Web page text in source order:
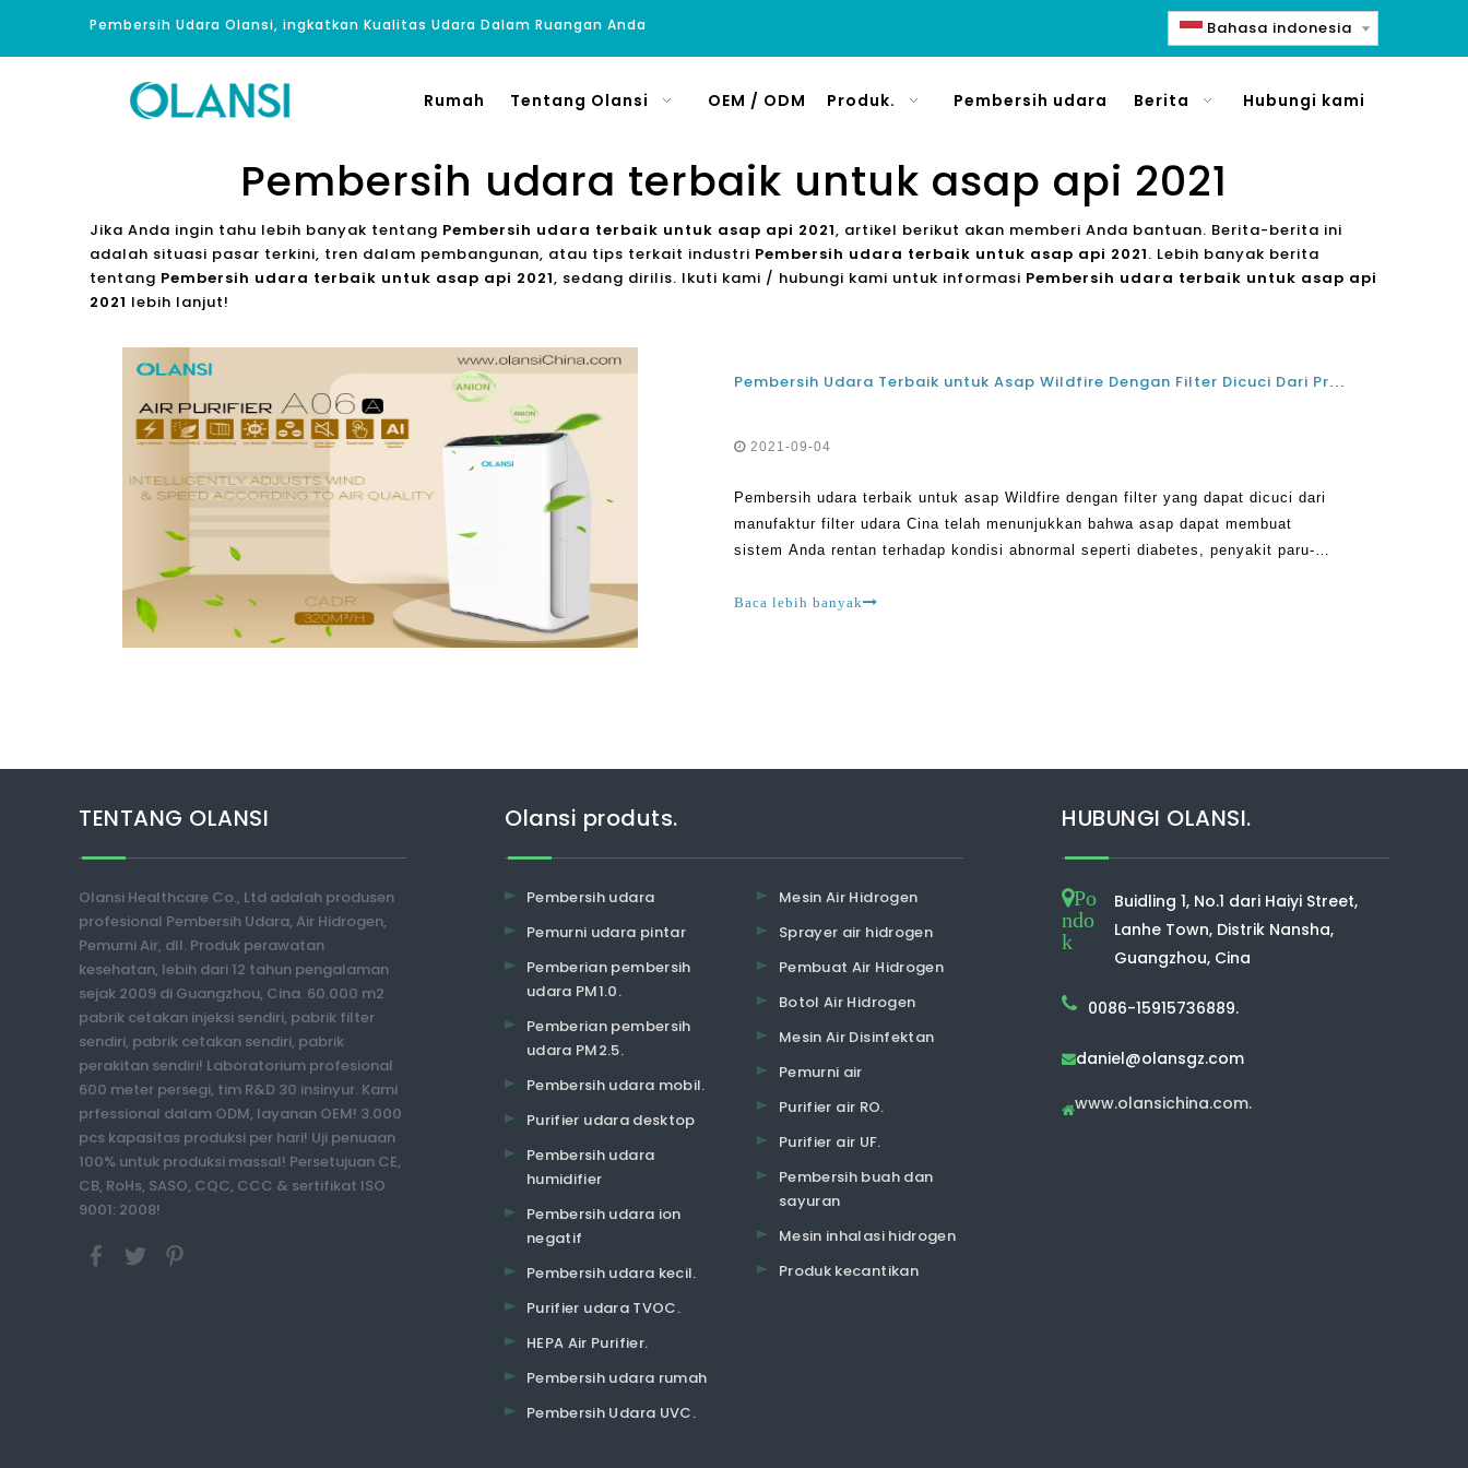
Pembersih Udara Olansi, ingkatkan Kualitas Udara Dalam Ruangan Anda Bahasa indonesia
Rumah Tentang Olansi OEM / ODM Produk. Pembersih udara Berita Hubungi kami
Pembersih udara terbaik untuk asap api 2021
Jika Anda ingin tahu lebih banyak tentang Pembersih udara terbaik untuk asap api 2021, artikel berikut akan memberi Anda bantuan. Berita-berita ini
adalah situasi pasar terkini, tren dalam pembangunan, atau tips terkait industri Pembersih udara terbaik untuk asap api 2021. Lebih banyak berita
tentang Pembersih udara terbaik untuk asap api 2021, sedang dirilis. Ikuti kami / hubungi kami untuk informasi Pembersih udara terbaik untuk asap api
2021 lebih lanjut!
Pembersih Udara Terbaik untuk Asap Wildfire Dengan Filter Dicuci Dari Produsen Filter Udara Cina
2021-09-04
Pembersih udara terbaik untuk asap Wildfire dengan filter yang dapat dicuci dari
manufaktur filter udara Cina telah menunjukkan bahwa asap dapat membuat
sistem Anda rentan terhadap kondisi abnormal seperti diabetes, penyakit paru-
dalam bahaya. Bahkan jika kamu
Baca lebih banyak
TENTANG OLANSI
Olansi Healthcare Co., Ltd adalah produsen
profesional Pembersih Udara, Air Hidrogen,
Pemurni Air, dll. Produk perawatan
kesehatan, lebih dari 12 tahun pengalaman
sejak 2009 di Guangzhou, Cina. 60.000 m2
pabrik cetakan injeksi sendiri, pabrik filter
sendiri, pabrik cetakan sendiri, pabrik
perakitan sendiri! Laboratorium profesional
600 meter persegi, tim R&D 30 insinyur. Kami
prfessional dalam ODM, layanan OEM! 3.000
pcs kapasitas produksi per hari! Uji penuaan
100% untuk produksi massal! Persetujuan CE,
CB, RoHs, SASO, CQC, CCC & sertifikat ISO
9001: 2008!
Olansi produts.
Pembersih udara
Pemurni udara pintar
Pemberian pembersih
udara PM1.0.
Pemberian pembersih
udara PM2.5.
Pembersih udara mobil.
Purifier udara desktop
Pembersih udara
humidifier
Pembersih udara ion
negatif
Pembersih udara kecil.
Purifier udara TVOC.
HEPA Air Purifier.
Pembersih udara rumah
Pembersih Udara UVC.
Mesin Air Hidrogen
Sprayer air hidrogen
Pembuat Air Hidrogen
Botol Air Hidrogen
Mesin Air Disinfektan
Pemurni air
Purifier air RO.
Purifier air UF.
Pembersih buah dan
sayuran
Mesin inhalasi hidrogen
Produk kecantikan
HUBUNGI OLANSI.
Po
ndo
k
Buidling 1, No.1 dari Haiyi Street,
Lanhe Town, Distrik Nansha,
Guangzhou, Cina
0086-15915736889.
daniel@olansgz.com
www.olansichina.com.